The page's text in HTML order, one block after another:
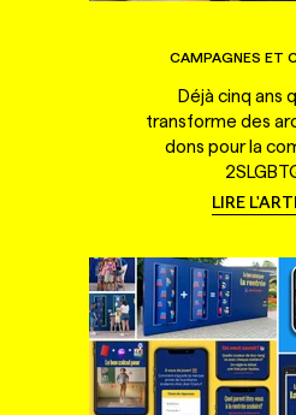
CAMPAGNES ET
Déjà cinq ans
transforme des
dons pour la
LIRE